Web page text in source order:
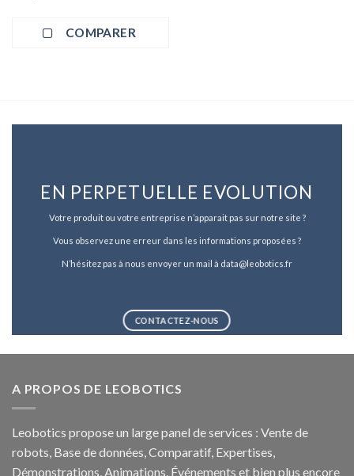
COMPARER
EN PERPETUELLE EVOLUTION
Votre produit ou votre entreprise n’apparait pas sur notre site ?
Vous observez une erreur dans les informations proposées ?
N’hésitez pas à nous envoyer un mail à data@leobotics.fr
CONTACTEZ-NOUS
A PROPOS DE LEOBOTICS
Leobotics propose un large panel de services : Vente de
robots, Base de données, Comparatif, Expertises,
Démonstrations, Animations, Événements et bien plus encore